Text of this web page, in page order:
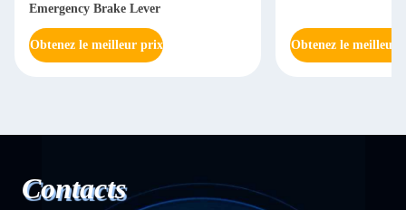
Emergency Brake Lever
Obtenez le meilleur prix Obtenez le meilleur
Contacts